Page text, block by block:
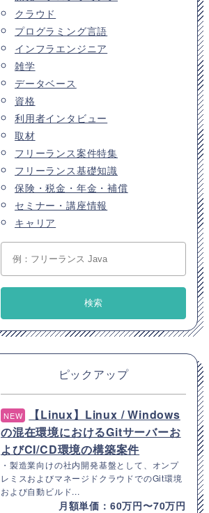
クラウド
プログラミング言語
インフラエンジニア
雑学
データベース
資格
利用者インタビュー
取材
フリーランス案件特集
フリーランス基礎知識
保険・税金・年金・補償
セミナー・講座情報
キャリア
ピックアップ
NEW
【Linux】Linux / Windows
の混在環境におけるGitサーバーお
よびCI/CD環境の構築案件
・製造業向けの社内開発基盤として、オンプ
レミスおよびマネージドクラウドでのGit環境
および自動ビルド...
月額単価：60万円〜70万円